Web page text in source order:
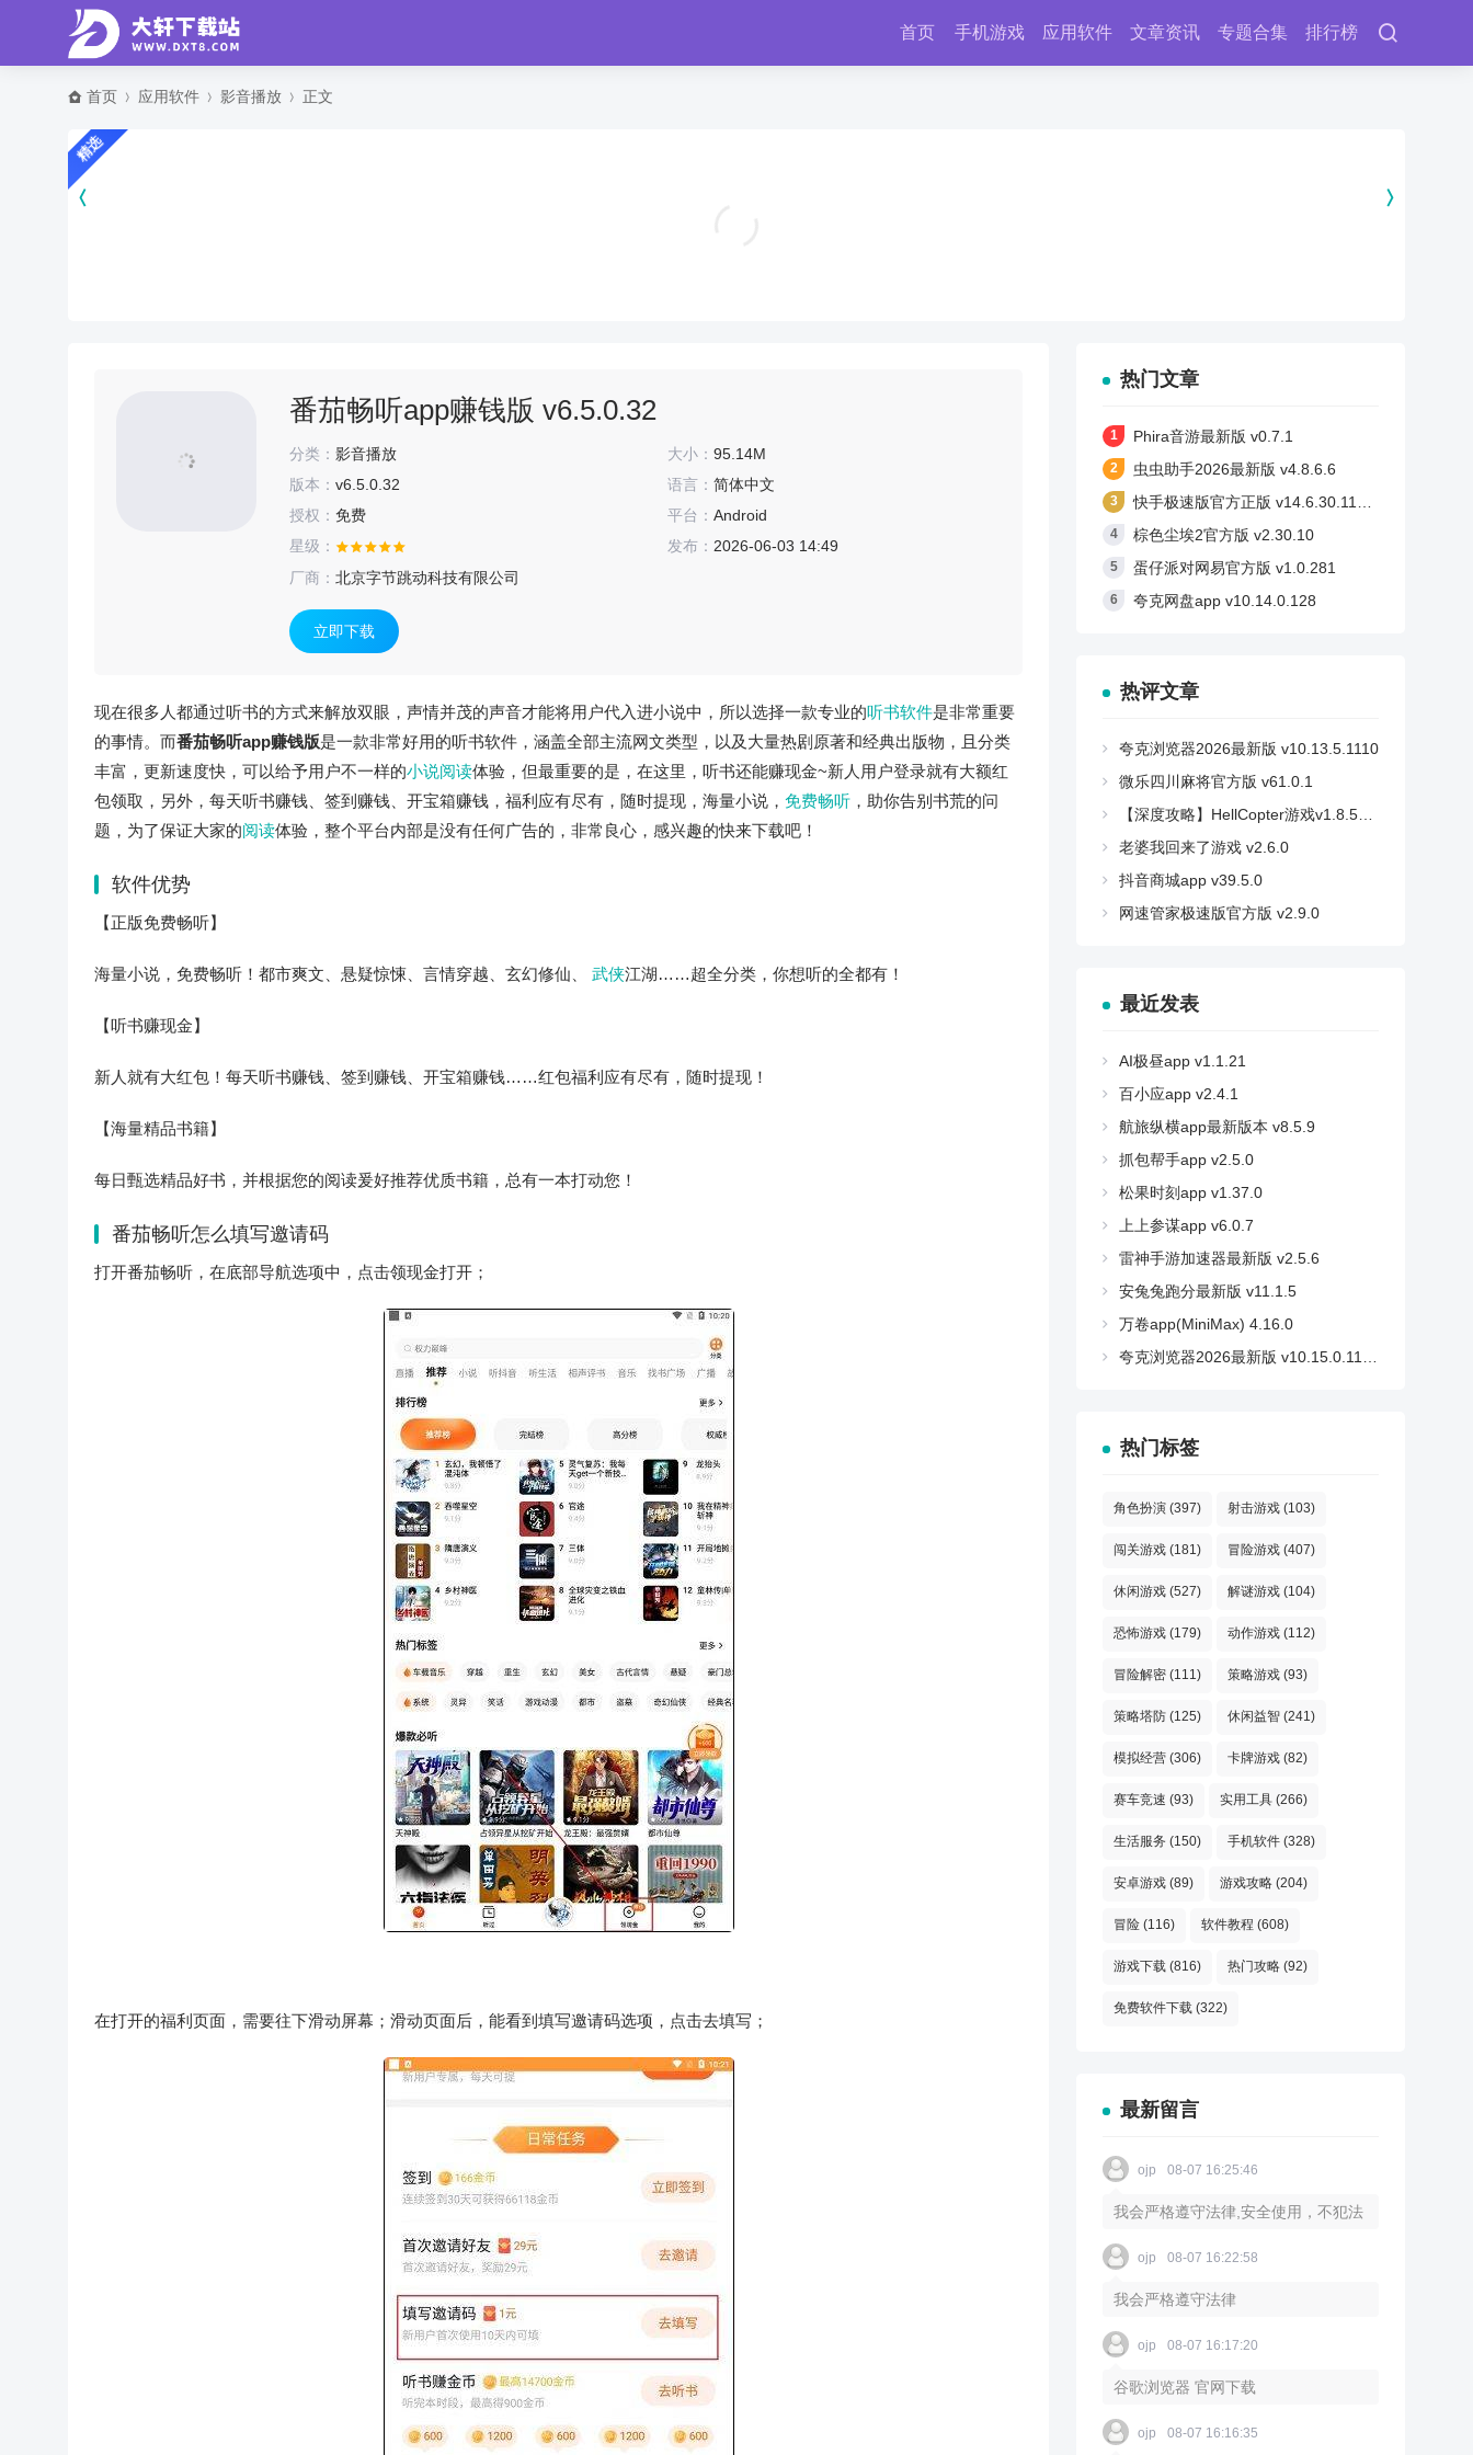
首页 手机游戏 应用软件 文章资讯 专题合集 排行榜
首页 应用软件 影音播放 正文
精选
番茄畅听app赚钱版 v6.5.0.32
分类： 影音播放 大小： 95.14M
版本： v6.5.0.32 语言： 简体中文
授权： 免费 平台： Android
星级：
发布： 2026-06-03 14:49
厂商： 北京字节跳动科技有限公司
立即下载
现在很多人都通过听书的方式来解放双眼，声情并茂的声音才能将用户代入进小说中，所以选择一款专业的听书软件是非常重要
的事情。而番茄畅听app赚钱版是一款非常好用的听书软件，涵盖全部主流网文类型，以及大量热剧原著和经典出版物，且分类
丰富，更新速度快，可以给予用户不一样的小说阅读体验，但最重要的是，在这里，听书还能赚现金~新人用户登录就有大额红
包领取，另外，每天听书赚钱、签到赚钱、开宝箱赚钱，福利应有尽有，随时提现，海量小说， 免费畅听 ，助你告别书荒的问
题，为了保证大家的阅读体验，整个平台内部是没有任何广告的，非常良心，感兴趣的快来下载吧！
软件优势
【正版免费畅听】
海量小说，免费畅听！都市爽文、悬疑惊悚、言情穿越、玄幻修仙、 武侠江湖……超全分类，你想听的全都有！
【听书赚现金】
新人就有大红包！每天听书赚钱、签到赚钱、开宝箱赚钱……红包福利应有尽有，随时提现！
【海量精品书籍】
每日甄选精品好书，并根据您的阅读爰好推荐优质书籍，总有一本打动您！
番茄畅听怎么填写邀请码
打开番茄畅听，在底部导航选项中，点击领现金打开；
在打开的福利页面，需要往下滑动屏幕；滑动页面后，能看到填写邀请码选项，点击去填写；
热门文章
Phira音游最新版 v0.7.1
虫虫助手2026最新版 v4.8.6.6
快手极速版官方正版 v14.6.30.11710
棕色尘埃2官方版 v2.30.10
蛋仔派对网易官方版 v1.0.281
夸克网盘app v10.14.0.128
热评文章
夸克浏览器2026最新版 v10.13.5.1110
微乐四川麻将官方版 v61.0.1
【深度攻略】HellCopter游戏v1.8.59安卓版：如何轻松登顶，解锁所有秘密？
老婆我回来了游戏 v2.6.0
抖音商城app v39.5.0
网速管家极速版官方版 v2.9.0
最近发表
AI极昼app v1.1.21
百小应app v2.4.1
航旅纵横app最新版本 v8.5.9
抓包帮手app v2.5.0
松果时刻app v1.37.0
上上参谋app v6.0.7
雷神手游加速器最新版 v2.5.6
安兔兔跑分最新版 v11.1.5
万卷app(MiniMax) 4.16.0
夸克浏览器2026最新版 v10.15.0.1125
热门标签
角色扮演 (397) 射击游戏 (103)
闯关游戏 (181) 冒险游戏 (407)
休闲游戏 (527) 解谜游戏 (104)
恐怖游戏 (179) 动作游戏 (112)
冒险解密 (111) 策略游戏 (93)
策略塔防 (125) 休闲益智 (241)
模拟经营 (306) 卡牌游戏 (82)
赛车竞速 (93) 实用工具 (266)
生活服务 (150) 手机软件 (328)
安卓游戏 (89) 游戏攻略 (204)
冒险 (116) 软件教程 (608)
游戏下载 (816) 热门攻略 (92)
免费软件下载 (322)
最新留言
ojp 08-07 16:25:46
我会严格遵守法律,安全使用，不犯法
ojp 08-07 16:22:58
我会严格遵守法律
ojp 08-07 16:17:20
谷歌浏览器 官网下载
ojp 08-07 16:16:35